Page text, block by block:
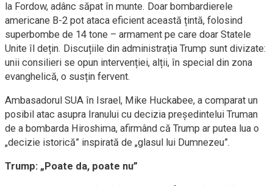
la Fordow, adânc săpat în munte. Doar bombardierele
americane B-2 pot ataca eficient această țintă, folosind
superbombe de 14 tone – armament pe care doar Statele
Unite îl dețin. Discuțiile din administrația Trump sunt divizate:
unii consilieri se opun intervenției, alții, în special din zona
evanghelică, o susțin fervent.
Ambasadorul SUA în Israel, Mike Huckabee, a comparat un
posibil atac asupra Iranului cu decizia președintelui Truman
de a bombarda Hiroshima, afirmând că Trump ar putea lua o
„decizie istorică” inspirată de „glasul lui Dumnezeu”.
Trump: „Poate da, poate nu”